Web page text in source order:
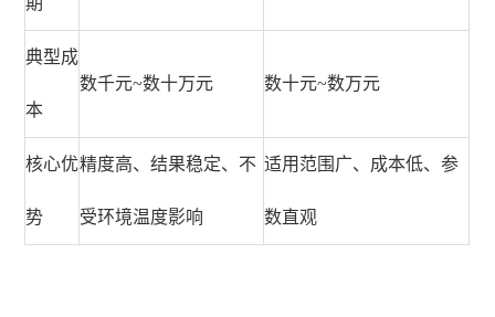
典型成
本
数千元~数十万元 数十元~数万元
核心优
势
精度高、结果稳定、不
受环境温度影响
适用范围广、成本低、参
数直观